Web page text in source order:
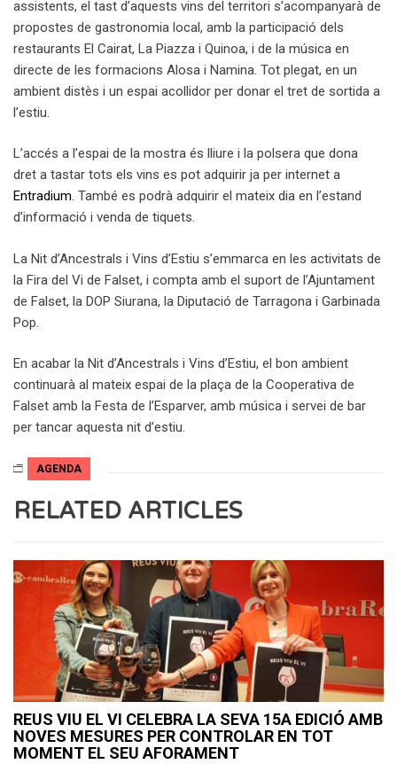
assistents, el tast d’aquests vins del territori s’acompanyarà de
propostes de gastronomia local, amb la participació dels
restaurants El Cairat, La Piazza i Quinoa, i de la música en
directe de les formacions Alosa i Namina. Tot plegat, en un
ambient distès i un espai acollidor per donar el tret de sortida a
l’estiu.
L’accés a l’espai de la mostra és lliure i la polsera que dona
dret a tastar tots els vins es pot adquirir ja per internet a
Entradium. També es podrà adquirir el mateix dia en l’estand
d’informació i venda de tiquets.
La Nit d’Ancestrals i Vins d’Estiu s’emmarca en les activitats de
la Fira del Vi de Falset, i compta amb el suport de l’Ajuntament
de Falset, la DOP Siurana, la Diputació de Tarragona i Garbinada
Pop.
En acabar la Nit d’Ancestrals i Vins d’Estiu, el bon ambient
continuarà al mateix espai de la plaça de la Cooperativa de
Falset amb la Festa de l’Esparver, amb música i servei de bar
per tancar aquesta nit d’estiu.
AGENDA
RELATED ARTICLES
REUS VIU EL VI CELEBRA LA SEVA 15A EDICIÓ AMB
NOVES MESURES PER CONTROLAR EN TOT
MOMENT EL SEU AFORAMENT